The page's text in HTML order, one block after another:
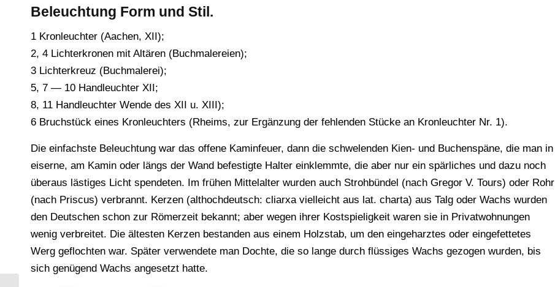
Beleuchtung Form und Stil.
1 Kronleuchter (Aachen, XII);
2, 4 Lichterkronen mit Altären (Buchmalereien);
3 Lichterkreuz (Buchmalerei);
5, 7 — 10 Handleuchter XII;
8, 11 Handleuchter Wende des XII u. XIII);
6 Bruchstück eines Kronleuchters (Rheims, zur Ergänzung der fehlenden Stücke an Kronleuchter Nr. 1).
Die einfachste Beleuchtung war das offene Kaminfeuer, dann die schwelenden Kien- und Buchenspäne, die man in
eiserne, am Kamin oder längs der Wand befestigte Halter einklemmte, die aber nur ein spärliches und dazu noch
überaus lästiges Licht spendeten. Im frühen Mittelalter wurden auch Strohbündel (nach Gregor V. Tours) oder Rohr
(nach Priscus) verbrannt. Kerzen (althochdeutsch: cliarxa vielleicht aus lat. charta) aus Talg oder Wachs wurden
den Deutschen schon zur Römerzeit bekannt; aber wegen ihrer Kostspieligkeit waren sie in Privatwohnungen
wenig verbreitet. Die ältesten Kerzen bestanden aus einem Holzstab, um den eingeharztes oder eingefettetes
Werg geflochten war. Später verwendete man Dochte, die so lange durch flüssiges Wachs gezogen wurden, bis
sich genügend Wachs angesetzt hatte.